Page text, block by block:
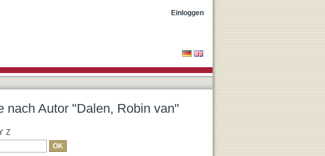
Einloggen
nach Autor "Dalen, Robin van"
Z